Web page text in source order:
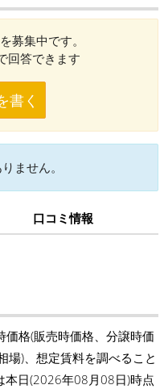
募集中です。
回答できます
書く
ません。
口コミ情報
価格(販売時価格、分譲時価
場)、想定賃料を調べること
本日(2026年08月08日)時点